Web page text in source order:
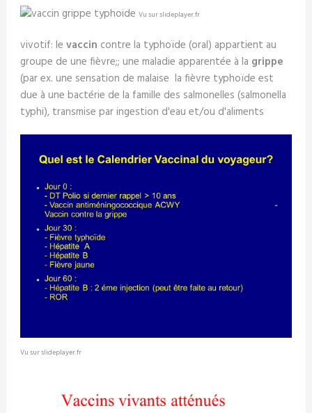
Vu sur slideplayer.fr
vivotif: le vaccin contre la typhoïde (oral) appartient au
groupe de une fièvre;; une maladie apparentée à la grippe
(par ex. une sensation de malaise la fièvre typhoïde est
due à une bactérie de la famille des salmonelles (salmonella
typhi), transmise par ingestion d'eau et/ou d'aliments
Vu sur slideplayer.fr